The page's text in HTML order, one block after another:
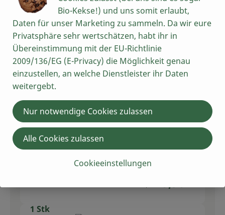
Schmand
Auswahl ändern
7,95 € /1kg
Stück
Artikelanzahl
Gesamtpreis:1,59 €
2 Stk
Frischkäs
e
Auswahl ändern
Frischkäse Natur 175g
11,37 € /1kg
Artikelanzahl
1 Stk
Bio-Kekse!) und uns somit erlaubt,
Daten für unser Marketing zu sammeln. Da wir eure
Privatsphäre sehr wertschätzen, habt ihr in
Übereinstimmung mit der EU-Richtlinie
2009/136/EG (E-Privacy) die Möglichkeit genau
einzustellen, an welche Dienstleister ihr Daten
weitergebt.
Cookieeinstellungen
Nur notwendige Cookies zulassen
Alle Cookies zulassen